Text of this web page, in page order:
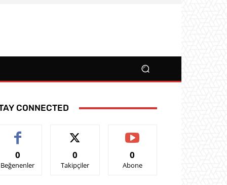
CONNECTED
0
Beğenenler
0
Takipçiler
0
Abone